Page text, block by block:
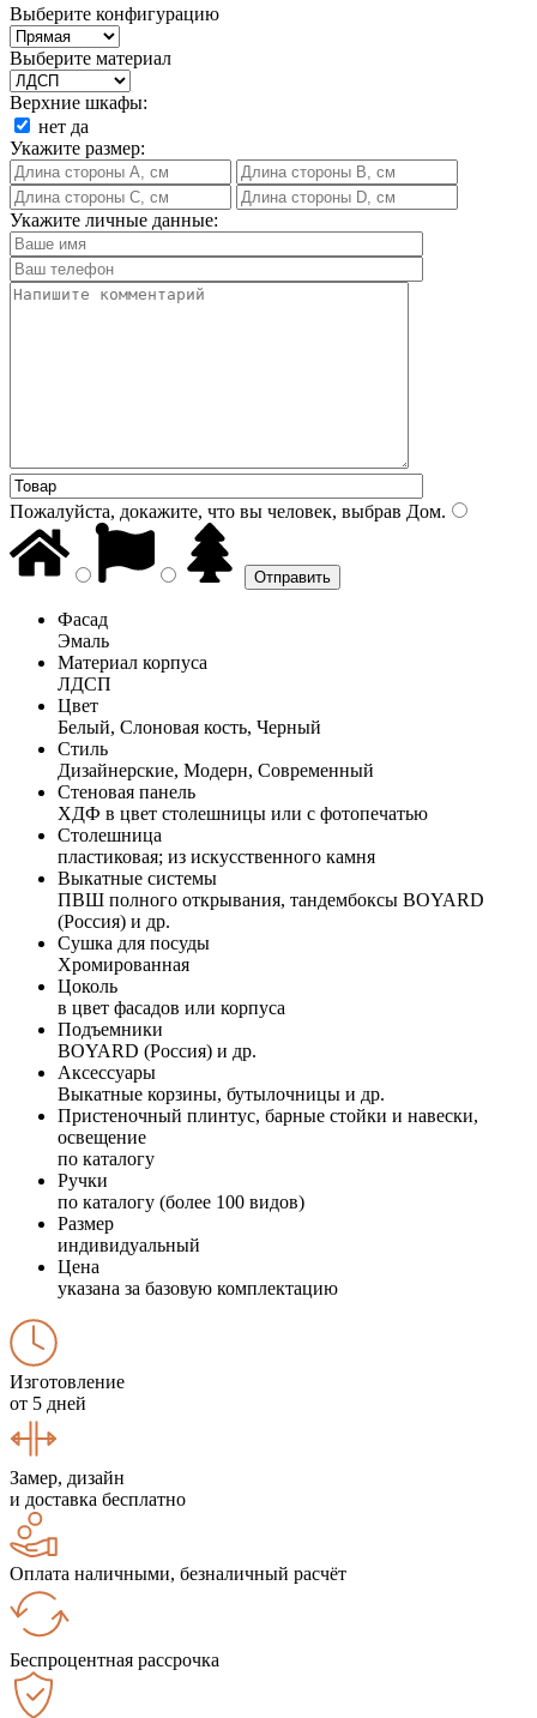
Выберите конфигурацию
Выберите материал
Верхние шкафы:
нет да
Укажите размер:
Укажите личные данные:
Пожалуйста, докажите, что вы человек, выбрав Дом.
Фасад
Эмаль
Материал корпуса
ЛДСП
Цвет
Белый, Слоновая кость, Черный
Стиль
Дизайнерские, Модерн, Современный
Стеновая панель
ХДФ в цвет столешницы или с фотопечатью
Столешница
пластиковая; из искусственного камня
Выкатные системы
ПВШ полного открывания, тандембоксы BOYARD
(Россия) и др.
Сушка для посуды
Хромированная
Цоколь
в цвет фасадов или корпуса
Подъемники
BOYARD (Россия) и др.
Аксессуары
Выкатные корзины, бутылочницы и др.
Пристеночный плинтус, барные стойки и навески,
освещение
по каталогу
Ручки
по каталогу (более 100 видов)
Размер
индивидуальный
Цена
указана за базовую комплектацию
Изготовление
от 5 дней
Замер, дизайн
и доставка бесплатно
Оплата наличными, безналичный расчёт
Беспроцентная рассрочка